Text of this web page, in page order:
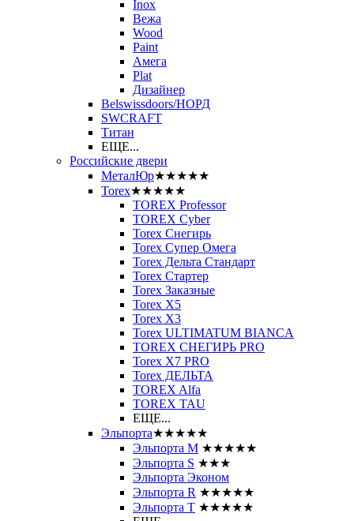
Inox
Вежа
Wood
Paint
Амега
Plat
Дизайнер
Belswissdoors/НОРД
SWCRAFT
Титан
ЕЩЕ...
Российские двери
МеталЮр★★★★★
Torex★★★★★
TOREX Professor
TOREX Cyber
Torex Снегирь
Torex Супер Омега
Torex Дельта Стандарт
Torex Стартер
Torex Заказные
Torex Х5
Torex Х3
Torex ULTIMATUM BIANCA
TOREX СНЕГИРЬ PRO
Torex X7 PRO
Torex ДЕЛЬТА
TOREX Alfa
TOREX TAU
ЕЩЕ...
Эльпорта★★★★★
Эльпорта M ★★★★★
Эльпорта S ★★★
Эльпорта Эконом
Эльпорта R ★★★★★
Эльпорта Т ★★★★★